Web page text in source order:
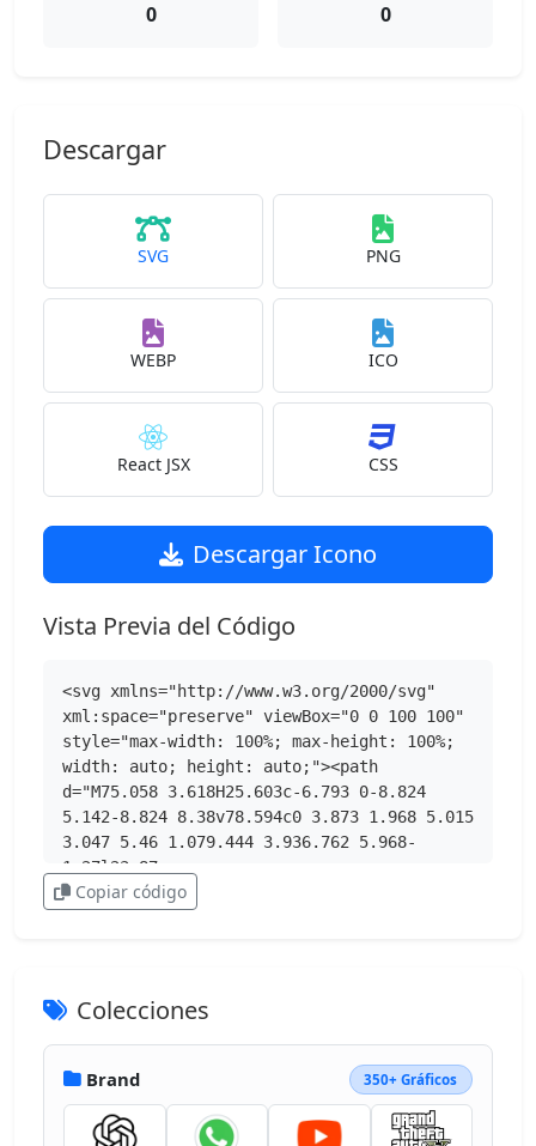
0 0
Descargar
SVG PNG
WEBP ICO
React JSX CSS
Descargar Icono
Vista Previa del Código
<svg xmlns="http://www.w3.org/2000/svg"
xml:space="preserve" viewBox="0 0 100 100"
style="max-width: 100%; max-height: 100%;
width: auto; height: auto;"><path
d="M75.058 3.618H25.603c-6.793 0-8.824
5.142-8.824 8.38v78.594c0 3.873 1.968 5.015
3.047 5.46 1.079.444 3.936.762 5.968-
1.27l23.87-
27.806c.381-.444.571-.444.825-.444h14.856c6
2.158H47.95c-2.158 0-3.936 1.778-3.936
3.936v2.349c0 2.158 1.778 3.936 3.936
3.936h16.316c1.524 0 2.793 1.46 2.476
10.92c-.127.952-1.143 2.158-2.666
Copiar código
Colecciones
Brand 350+ Gráficos